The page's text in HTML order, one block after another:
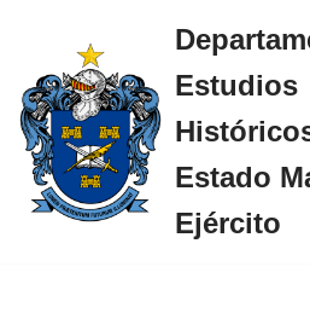
al
contenido
Estudios
Estado
Ejército